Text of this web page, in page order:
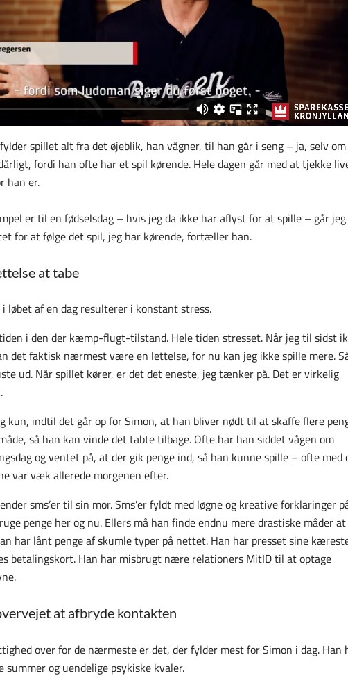
spillet alt fra det øjeblik, han vågner, til han går i seng – ja, selv om
fordi han ofte har et spil kørende. Hele dagen går med at tjekke
han er.
er til en fødselsdag – hvis jeg da ikke har aflyst for at spille – går jeg
for at følge det spil, jeg har kørende, fortæller han.
at tabe
løbet af en dag resulterer i konstant stress.
i den der kæmp-flugt-tilstand. Hele tiden stresset. Når jeg til sidst
det faktisk nærmest være en lettelse, for nu kan jeg ikke spille mere.
ud. Når spillet kører, er det det eneste, jeg tænker på. Det er virkelig
kun, indtil det går op for Simon, at han bliver nødt til at skaffe flere
så han kan vinde det tabte tilbage. Ofte har han siddet vågen om
og ventet på, at der gik penge ind, så han kunne spille – ofte med
var væk allerede morgenen efter.
sms’er til sin mor. Sms’er fyldt med løgne og kreative forklaringer
penge her og nu. Ellers må han finde endnu mere drastiske måder at
har lånt penge af skumle typer på nettet. Han har presset sine
betalingskort. Han har misbrugt nære relationers MitID til at optage
at afbryde kontakten
over for de nærmeste er det, der fylder mest for Simon i dag. Han
og uendelige psykiske kvaler.